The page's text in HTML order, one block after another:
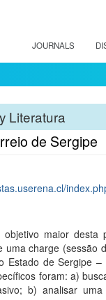
JOURNALS
Literatura
de Sergipe
objetivo maior
uma charge (sessão
Estado de Sergipe
foram: a)
b) analisar